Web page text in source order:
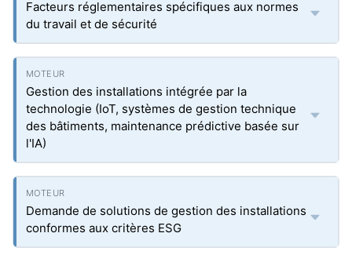
Facteurs réglementaires spécifiques aux normes
du travail et de sécurité
Gestion des installations intégrée par la
technologie (IoT, systèmes de gestion technique
des bâtiments, maintenance prédictive basée sur
l'IA)
Demande de solutions de gestion des installations
conformes aux critères ESG